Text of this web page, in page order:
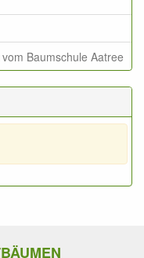
Baumschule Aatree